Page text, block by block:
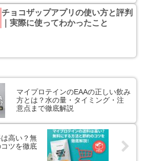
チョコザップアプリの使い方と評判
｜実際に使ってわかったこと
マイプロテインのEAAの正しい飲み
方とは？水の量・タイミング・注
意点まで徹底解説
高い？無
ツを徹底